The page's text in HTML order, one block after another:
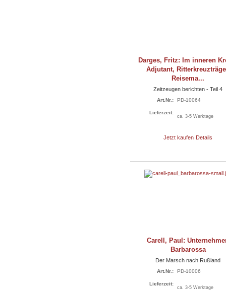
Darges, Fritz: Im inneren
Adjutant,
Reisema...
Zeitzeugen berichten - Teil 4
Art.Nr.: PD-10064
Lieferzeit:
ca. 3-5 Werktage
Jetzt kaufen Details
Carell, Paul:
Barbarossa
Der Marsch nach Rußland
Art.Nr.: PD-10006
Lieferzeit:
ca. 3-5 Werktage